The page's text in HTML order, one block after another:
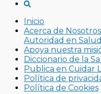
Inicio
Acerca de
Autoridad en Salud
Apoya nuestra
Diccionario de la
Publica en Cuidar
Política de
Política de Cookies